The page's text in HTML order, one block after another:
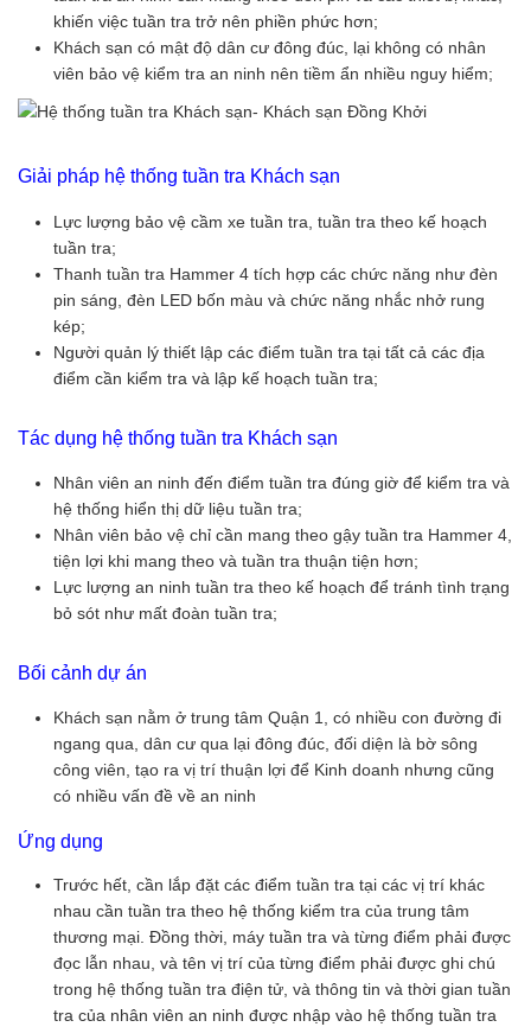
khiến việc tuần tra trở nên phiền phức hơn;
Khách sạn có mật độ dân cư đông đúc, lại không có nhân
viên bảo vệ kiểm tra an ninh nên tiềm ẩn nhiều nguy hiểm;
Giải pháp hệ thống tuần tra Khách sạn
Lực lượng bảo vệ cầm xe tuần tra, tuần tra theo kế hoạch
tuần tra;
Thanh tuần tra Hammer 4 tích hợp các chức năng như đèn
pin sáng, đèn LED bốn màu và chức năng nhắc nhở rung
kép;
Người quản lý thiết lập các điểm tuần tra tại tất cả các địa
điểm cần kiểm tra và lập kế hoạch tuần tra;
Tác dụng hệ thống tuần tra Khách sạn
Nhân viên an ninh đến điểm tuần tra đúng giờ để kiểm tra và
hệ thống hiển thị dữ liệu tuần tra;
Nhân viên bảo vệ chỉ cần mang theo gậy tuần tra Hammer 4,
tiện lợi khi mang theo và tuần tra thuận tiện hơn;
Lực lượng an ninh tuần tra theo kế hoạch để tránh tình trạng
bỏ sót như mất đoàn tuần tra;
Bối cảnh dự án
Khách sạn nằm ở trung tâm Quận 1, có nhiều con đường đi
ngang qua, dân cư qua lại đông đúc, đối diện là bờ sông
công viên, tạo ra vị trí thuận lợi để Kinh doanh nhưng cũng
có nhiều vấn đề về an ninh
Ứng dụng
Trước hết, cần lắp đặt các điểm tuần tra tại các vị trí khác
nhau cần tuần tra theo hệ thống kiểm tra của trung tâm
thương mại. Đồng thời, máy tuần tra và từng điểm phải được
đọc lẫn nhau, và tên vị trí của từng điểm phải được ghi chú
trong hệ thống tuần tra điện tử, và thông tin và thời gian tuần
tra của nhân viên an ninh được nhập vào hệ thống tuần tra